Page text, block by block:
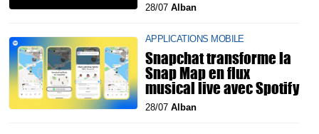
28/07 Alban
APPLICATIONS MOBILE
Snapchat transforme la
Snap Map en flux
musical live avec Spotify
28/07 Alban